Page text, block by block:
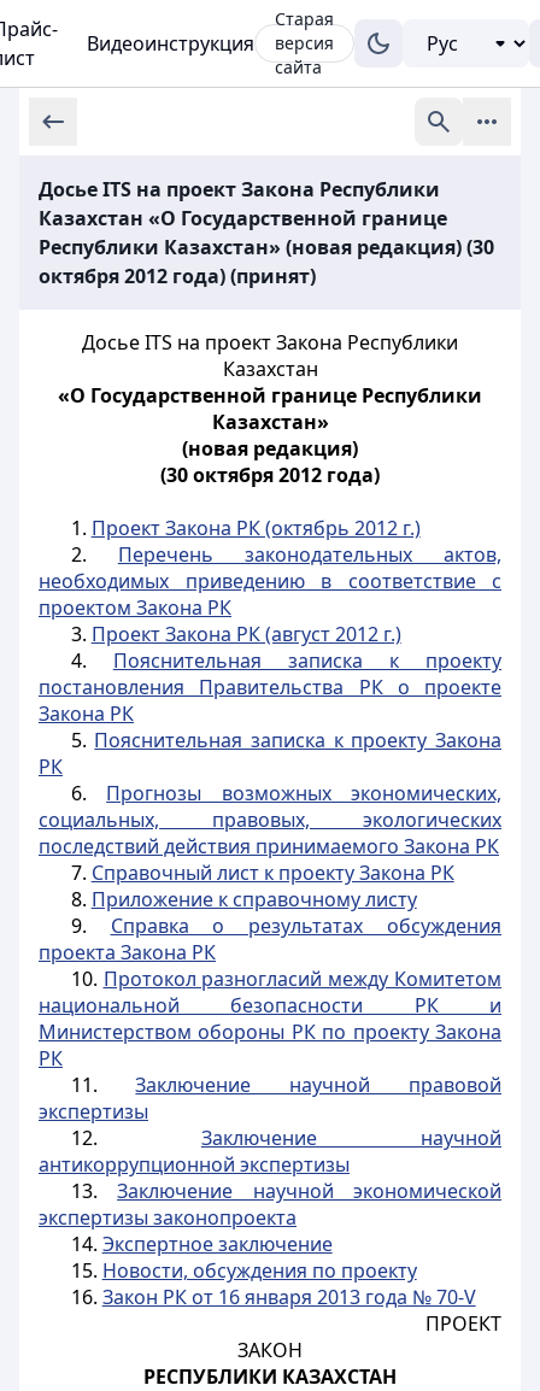
Видеоинструкция
Старая
версия
сайта
Досье ITS на проект Закона Республики
Казахстан «О Государственной границе
Республики Казахстан» (новая редакция) (30
октября 2012 года) (принят)
Досье ITS на проект Закона Республики
Казахстан
«О Государственной границе Республики
Казахстан»
(новая редакция)
(30 октября 2012 года)
1. Проект Закона РК (октябрь 2012 г.)
2. Перечень законодательных актов,
необходимых приведению в соответствие с
проектом Закона РК
3. Проект Закона РК (август 2012 г.)
4. Пояснительная записка к проекту
постановления Правительства РК о проекте
Закона РК
5. Пояснительная записка к проекту Закона
РК
6. Прогнозы возможных экономических,
социальных, правовых, экологических
последствий действия принимаемого Закона РК
7. Справочный лист к проекту Закона РК
8. Приложение к справочному листу
9. Справка о результатах обсуждения
проекта Закона РК
10. Протокол разногласий между Комитетом
национальной безопасности РК и
Министерством обороны РК по проекту Закона
РК
11.Заключение научной правовой
экспертизы
12. Заключение научной
антикоррупционной экспертизы
13.Заключение научной экономической
экспертизы законопроекта
14. Экспертное заключение
15. Новости, обсуждения по проекту
16. Закон РК от 16 января 2013 года № 70-V
ПРОЕКТ
ЗАКОН
РЕСПУБЛИКИ КАЗАХСТАН